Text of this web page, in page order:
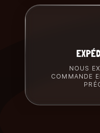
NOUS
COMMANDE